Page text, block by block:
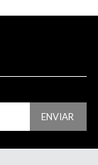
ENVIAR